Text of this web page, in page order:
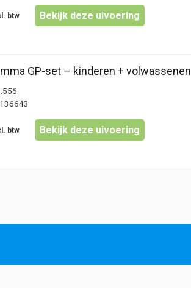
Bekijk deze uivoering
GP-set – kinderen + volwassenen
Bekijk deze uivoering